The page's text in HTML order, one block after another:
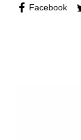
Facebook